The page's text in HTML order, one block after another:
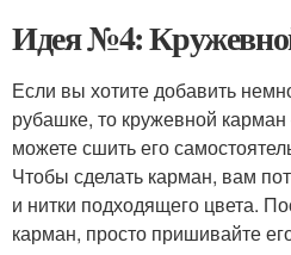
Идея №4:
Если вы хотите добавить
рубашке, то кружевной
можете сшить его
Чтобы сделать карман, вам
и нитки подходящего цвета.
карман, просто пришивайте